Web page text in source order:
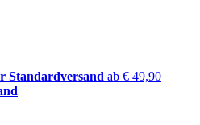
Standardversand ab € 49,90